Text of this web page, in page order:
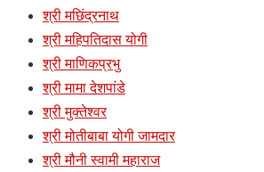
श्री मछिंद्रनाथ
श्री महिपतिदास योगी
श्री माणिकप्रभु
श्री मामा देशपांडे
श्री मुक्तेश्वर
श्री मोतीबाबा योगी जामदार
श्री मौनी स्वामी महाराज